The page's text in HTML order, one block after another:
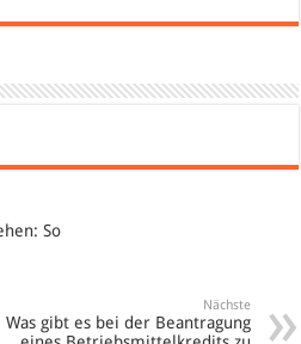
So
Nächste
Was gibt es bei der Beantragung